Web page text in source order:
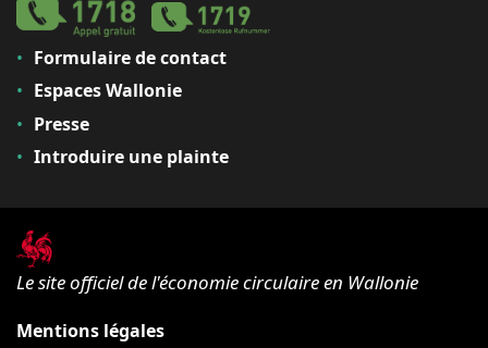
Formulaire de contact
Espaces Wallonie
Presse
Introduire une plainte
Le site officiel de l'économie circulaire en Wallonie
Mentions légales